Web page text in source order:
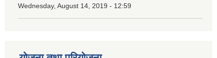
Wednesday, August 14, 2019 - 12:59